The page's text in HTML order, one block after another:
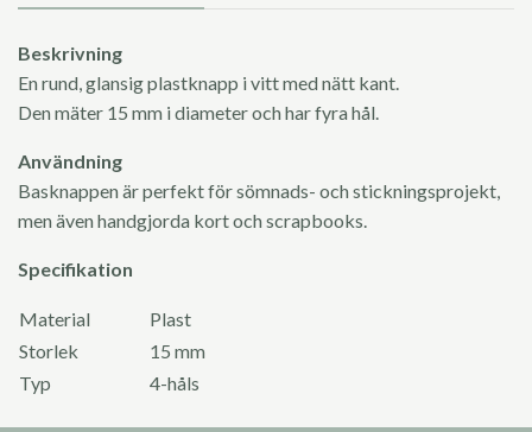
Beskrivning
En rund, glansig plastknapp i vitt med nätt kant.
Den mäter 15 mm i diameter och har fyra hål.
Användning
Basknappen är perfekt för sömnads- och stickningsprojekt,
men även handgjorda kort och scrapbooks.
Specifikation
Material
Plast
Storlek
15 mm
Typ
4-håls